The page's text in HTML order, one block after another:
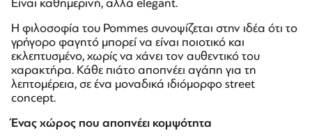
Είναι καθημερινή, αλλά elegant.
Η φιλοσοφία του Pommes συνοψίζεται στην ιδέα ότι το
γρήγορο φαγητό μπορεί να είναι ποιοτικό και
εκλεπτυσμένο, χωρίς να χάνει τον αυθεντικό του
χαρακτήρα. Κάθε πιάτο αποπνέει αγάπη για τη
λεπτομέρεια, σε ένα μοναδικά ιδιόμορφο street
concept.
Ένας χώρος που αποπνέει κομψότητα